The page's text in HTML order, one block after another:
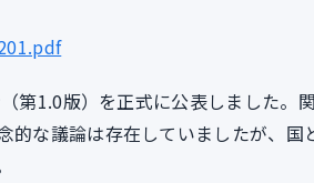
第1.0版）を正式に公表しました。
的な議論は存在していましたが、国